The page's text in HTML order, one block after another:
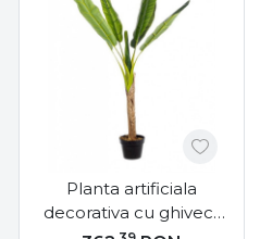
Planta artificiala
decorativa cu ghiveci,